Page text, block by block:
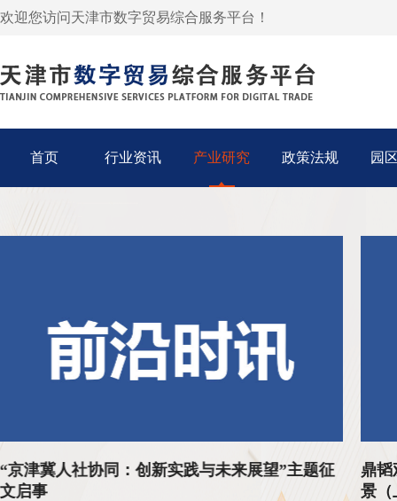
欢迎您访问天津市数字贸易综合服务平台！
首页 行业资讯 产业研究 政策法规 园
“京津冀人社协同：创新实践与未来展望”主题征
文启事
鼎韬
景（